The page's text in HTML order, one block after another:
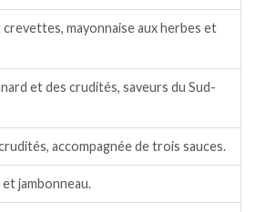
mayonnaise aux herbes et
et des crudités, saveurs du Sud-
accompagnée de trois sauces.
jambonneau.